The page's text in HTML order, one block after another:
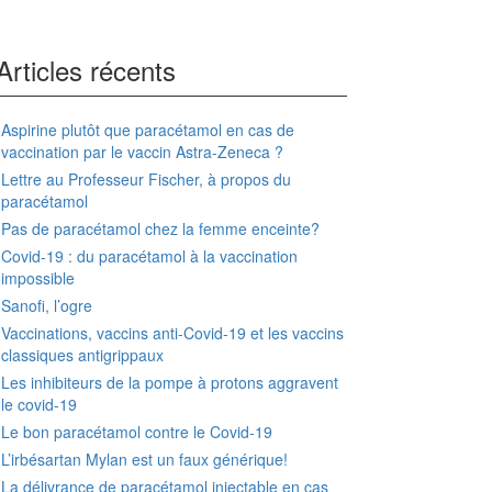
récents
Aspirine plutôt que paracétamol en cas de
vaccination par le vaccin Astra-Zeneca ?
Lettre au Professeur Fischer, à propos du
paracétamol
Pas de paracétamol chez la femme enceinte?
Covid-19 : du paracétamol à la vaccination
impossible
Sanofi, l’ogre
Vaccinations, vaccins anti-Covid-19 et les vaccins
classiques antigrippaux
Les inhibiteurs de la pompe à protons aggravent
le covid-19
Le bon paracétamol contre le Covid-19
L’irbésartan Mylan est un faux générique!
La délivrance de paracétamol injectable en cas